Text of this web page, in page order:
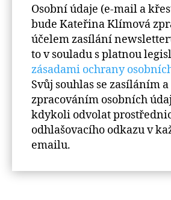
Osobní údaje (e-mail a
bude Kateřina Klímová
účelem zasílání
to v souladu s platnou
zásadami ochrany
Svůj souhlas se zasíláním a
zpracováním osobních
kdykoli odvolat
odhlašovacího odkazu v
emailu.